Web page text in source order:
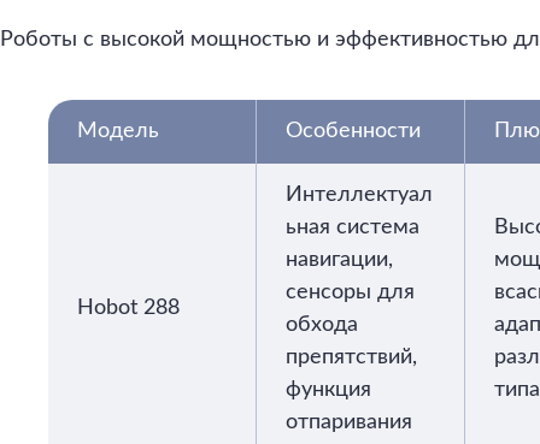
Роботы с высокой мощностью и эффективностью
Модель Особенности
Hobot 288
Интеллектуал
ьная система
навигации,
сенсоры для
обхода
препятствий,
функция
отпаривания